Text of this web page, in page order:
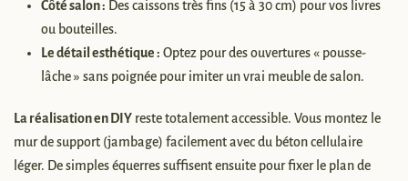
Côté salon : Des caissons très fins (15 à 30 cm) pour vos livres
ou bouteilles.
Le détail esthétique : Optez pour des ouvertures « pousse-
lâche » sans poignée pour imiter un vrai meuble de salon.
La réalisation en DIY reste totalement accessible. Vous montez le
mur de support (jambage) facilement avec du béton cellulaire
léger. De simples équerres suffisent ensuite pour fixer le plan de